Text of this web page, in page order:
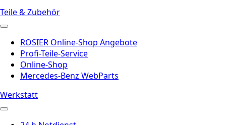
Teile & Zubehör
ROSIER Online-Shop Angebote
Profi-Teile-Service
Online-Shop
Mercedes-Benz WebParts
Werkstatt